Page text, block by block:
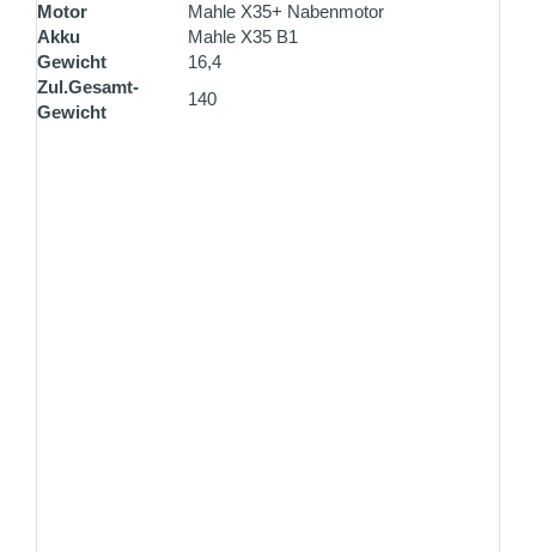
Motor
Mahle X35+ Nabenmotor
Akku
Mahle X35 B1
Gewicht
16,4
Zul.Gesamt-
Gewicht
140